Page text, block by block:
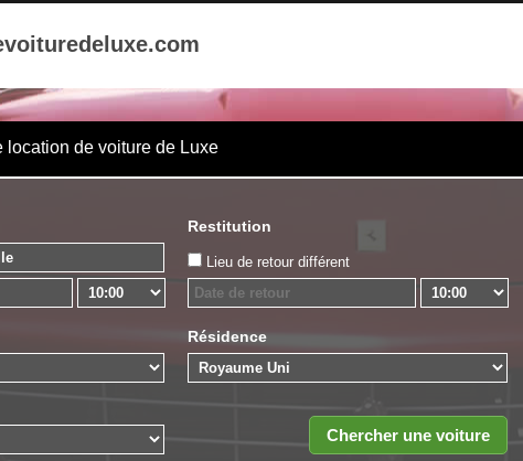
location de voiture de Luxe
Restitution
Lieu de retour différent
Résidence